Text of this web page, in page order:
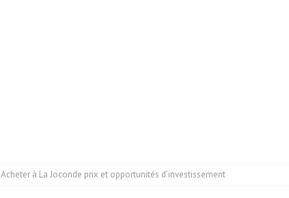
Acheter à La Joconde prix et opportunités d’investissement